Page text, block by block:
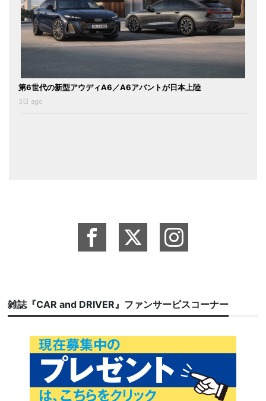
第6世代の新型アウディA6／A6アバントが日本上陸
3日 ago
雑誌『CAR and DRIVER』ファンサービスコーナー